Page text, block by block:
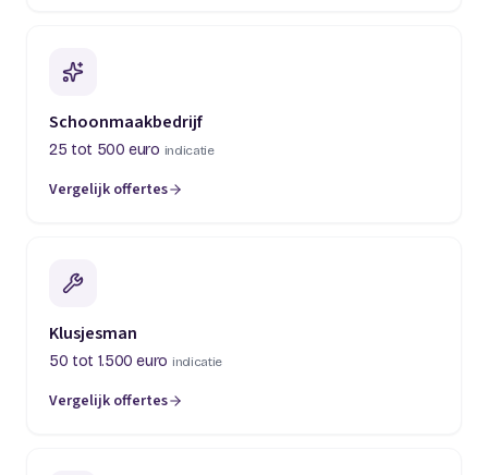
Schoonmaakbedrijf
25 tot 500 euro indicatie
Vergelijk offertes
(opent in een nieuw tabblad)
Klusjesman
50 tot 1.500 euro indicatie
Vergelijk offertes
(opent in een nieuw tabblad)